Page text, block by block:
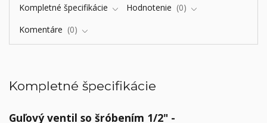
Kompletné špecifikácie Hodnotenie
0
Komentáre
0
Kompletné špecifikácie
Guľový ventil so šróbením 1/2" -